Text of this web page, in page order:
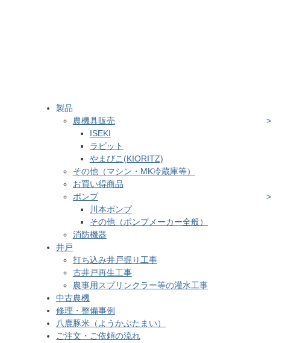
製品
農機具販売
ISEKI
ラビット
やまびこ(KIORITZ)
その他（マシン・MK冷蔵庫等）
お買い得商品
ポンプ
川本ポンプ
その他（ポンプメーカー全般）
消防機器
井戸
打ち込み井戸掘り工事
古井戸再生工事
農事用スプリンクラー等の灌水工事
中古農機
修理・整備事例
八鹿豚米（ようかぶたまい）
ご注文・ご依頼の流れ